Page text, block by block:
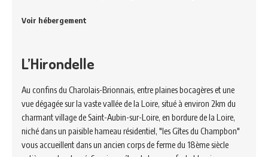
Voir hébergement
L’Hirondelle
Au confins du Charolais-Brionnais, entre plaines bocagères et une
vue dégagée sur la vaste vallée de la Loire, situé à environ 2km du
charmant village de Saint-Aubin-sur-Loire, en bordure de la Loire,
niché dans un paisible hameau résidentiel, "les Gîtes du Champbon"
vous accueillent dans un ancien corps de ferme du 18ème siècle